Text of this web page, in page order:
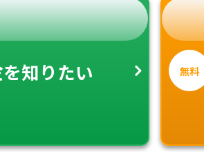
を知りたい 無料